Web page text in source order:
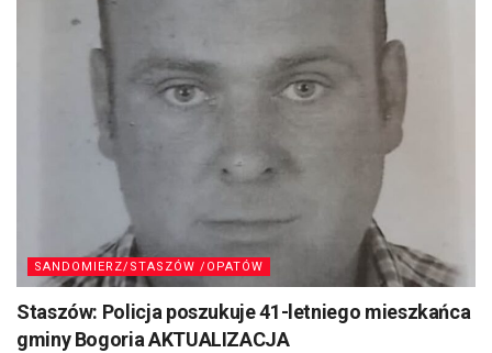
SANDOMIERZ/STASZÓW /OPATÓW
Staszów: Policja poszukuje 41-letniego mieszkańca
gminy Bogoria AKTUALIZACJA